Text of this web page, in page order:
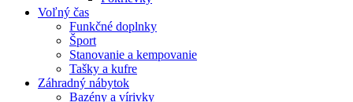
Voľný čas
Funkčné doplnky
Šport
Stanovanie a kempovanie
Tašky a kufre
Záhradný nábytok
Bazény a vírivky